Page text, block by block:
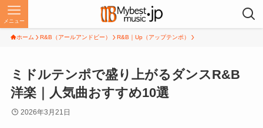
メニュー
ホーム R&B（アールアンドビー） R&B｜Up（アップテンポ）
ミドルテンポで盛り上がるダンスR&B
洋楽｜人気曲おすすめ10選
2026年3月21日